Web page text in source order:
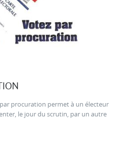
procuration permet à un électeur
le jour du scrutin, par un autre